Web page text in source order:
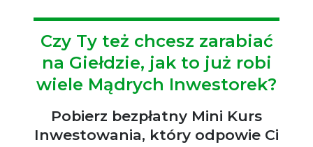
Czy Ty też chcesz zarabiać
na Giełdzie, jak to już robi
wiele Mądrych Inwestorek?
Pobierz bezpłatny Mini Kurs
Inwestowania, który odpowie Ci